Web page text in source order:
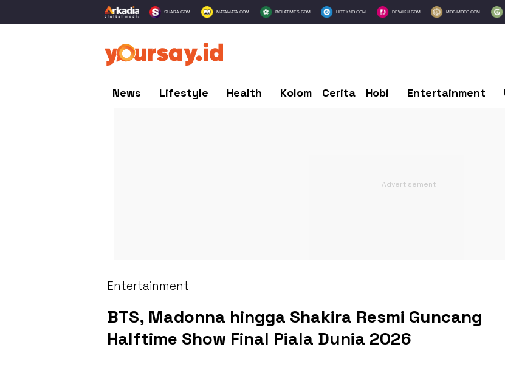
SUARA.COM MATAMATA.COM BOLATIMES.COM HITEKNO.COM DEWIKU.COM MOBIMOTO.COM
News Lifestyle Health Kolom Cerita Hobi Entertainment
Entertainment
BTS, Madonna hingga Shakira Resmi Guncang
Halftime Show Final Piala Dunia 2026